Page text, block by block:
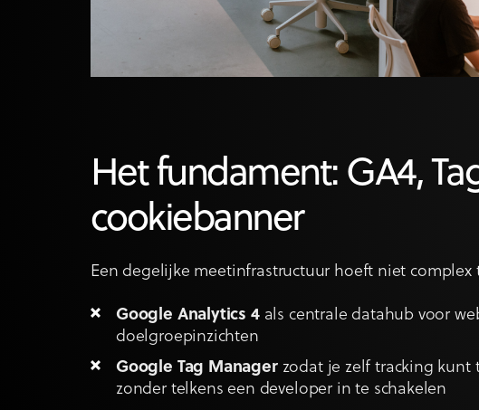
Het fundament: GA4,
cookiebanner
Een degelijke meetinfrastructuur hoeft niet
Google Analytics 4als centrale datahub voor
doelgroepinzichten
Google Tag Managerzodat je zelf tracking kunt
zonder telkens een developer in te schakelen